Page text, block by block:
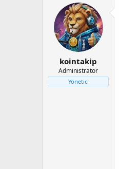
a
t
ş
l
a
n
g
ı
ç
t
a
r
kointakip
Administrator
Yönetici